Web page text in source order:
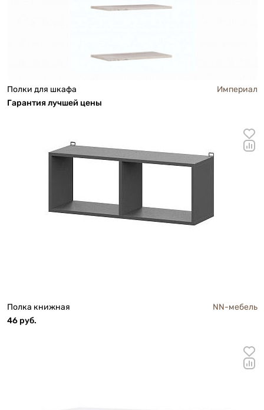
Полки для шкафа
Империал
Гарантия лучшей цены
Полка книжная
NN-мебель
46 руб.